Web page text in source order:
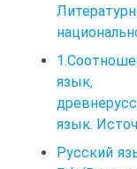
язык,
язык.
Русский